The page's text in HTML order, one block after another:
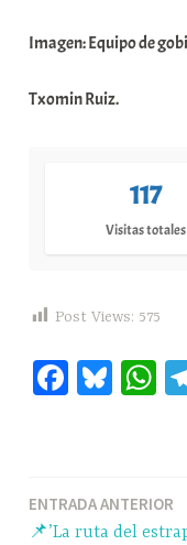
Imagen: Equipo de
Txomin Ruiz.
117
Visitas totales
Post Views: 575
Fa Bl
Navegación
ENTRADA ANTERIOR
📌’La ruta del